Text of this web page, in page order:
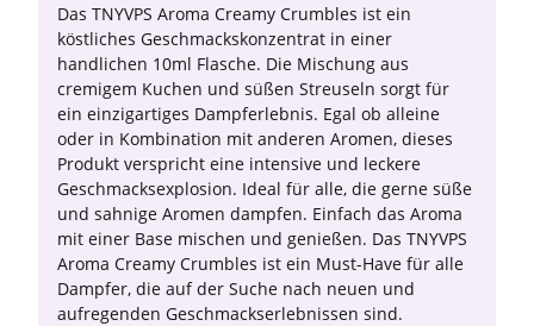
Das TNYVPS Aroma Creamy Crumbles ist ein
köstliches Geschmackskonzentrat in einer
handlichen 10ml Flasche. Die Mischung aus
cremigem Kuchen und süßen Streuseln sorgt für
ein einzigartiges Dampferlebnis. Egal ob alleine
oder in Kombination mit anderen Aromen, dieses
Produkt verspricht eine intensive und leckere
Geschmacksexplosion. Ideal für alle, die gerne süße
und sahnige Aromen dampfen. Einfach das Aroma
mit einer Base mischen und genießen. Das TNYVPS
Aroma Creamy Crumbles ist ein Must-Have für alle
Dampfer, die auf der Suche nach neuen und
aufregenden Geschmackserlebnissen sind.